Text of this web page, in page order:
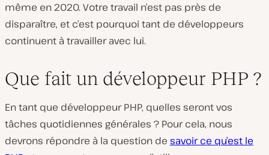
même en 2020. Votre travail n’est pas près de
disparaître, et c’est pourquoi tant de développeurs
continuent à travailler avec lui.
Que fait un développeur PHP ?
En tant que développeur PHP, quelles seront vos
tâches quotidiennes générales ? Pour cela, nous
devrons répondre à la question de savoir ce qu’est le